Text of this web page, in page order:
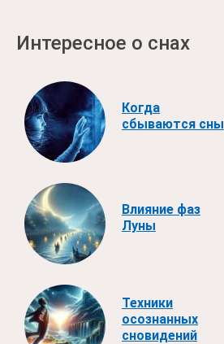
Интересное о снах
Когда
сбываются сны
Влияние фаз
Луны
Техники
осознанных
сновидений